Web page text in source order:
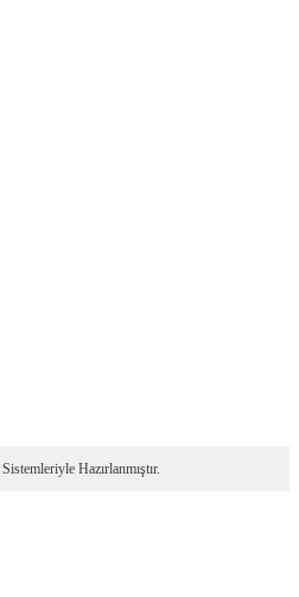
Sistemleriyle Hazırlanmıştır.